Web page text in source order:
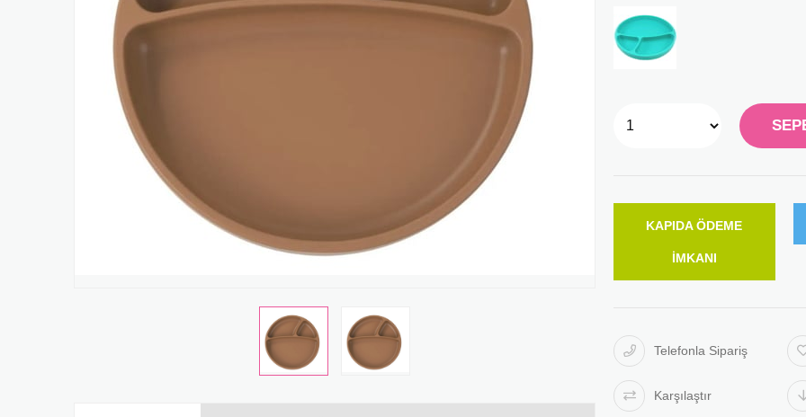
KAPIDA ÖDEME
İMKANI
Telefonla Sipariş
Karşılaştır